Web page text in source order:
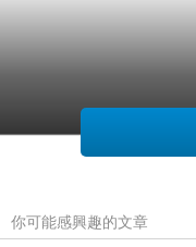
你可能感興趣的文章